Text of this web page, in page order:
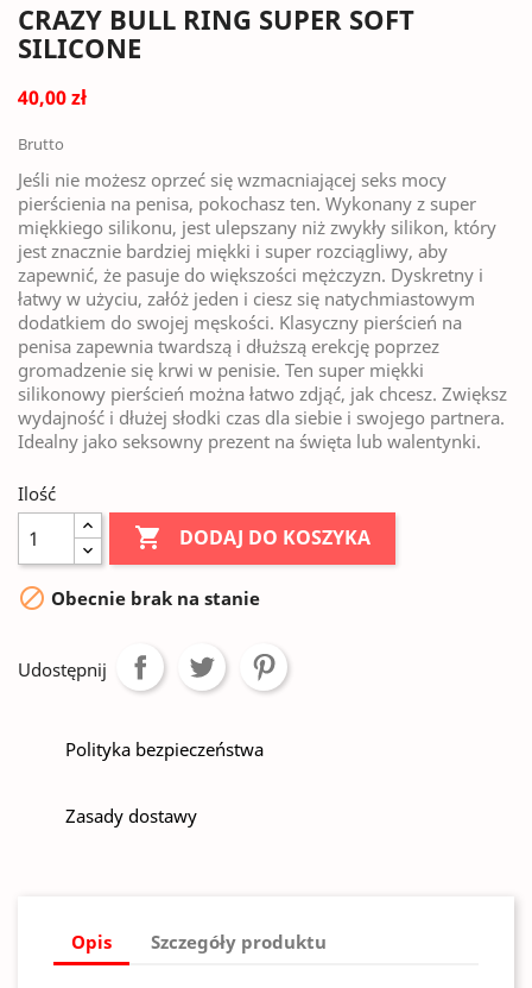
CRAZY BULL RING SUPER SOFT
SILICONE
40,00 zł
Brutto
Jeśli nie możesz oprzeć się wzmacniającej seks mocy
pierścienia na penisa, pokochasz ten. Wykonany z super
miękkiego silikonu, jest ulepszany niż zwykły silikon, który
jest znacznie bardziej miękki i super rozciągliwy, aby
zapewnić, że pasuje do większości mężczyzn. Dyskretny i
łatwy w użyciu, załóż jeden i ciesz się natychmiastowym
dodatkiem do swojej męskości. Klasyczny pierścień na
penisa zapewnia twardszą i dłuższą erekcję poprzez
gromadzenie się krwi w penisie. Ten super miękki
silikonowy pierścień można łatwo zdjąć, jak chcesz. Zwiększ
wydajność i dłużej słodki czas dla siebie i swojego partnera.
Idealny jako seksowny prezent na święta lub walentynki.
Ilość
 DODAJ DO KOSZYKA
 Obecnie brak na stanie
Udostępnij
Polityka bezpieczeństwa
Zasady dostawy
Opis Szczegóły produktu